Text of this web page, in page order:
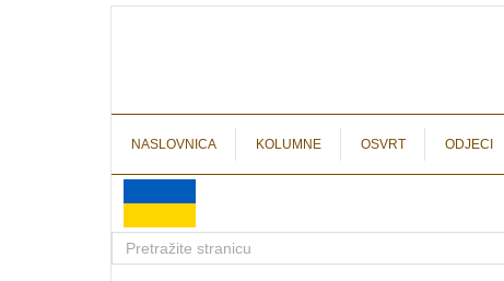
NASLOVNICA KOLUMNE OSVRT ODJECI